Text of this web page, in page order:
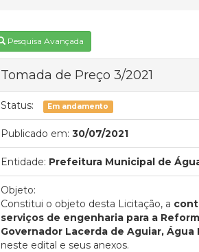
Pesquisa Avançada
Tomada de Preço 3/2021
Status: Em andamento
Publicado em: 30/07/2021
Entidade: Prefeitura Municipal de
Objeto:
Constitui o objeto desta Licitação, a
serviços de engenharia para a
Governador Lacerda de Aguiar, Água
neste edital e seus anexos.